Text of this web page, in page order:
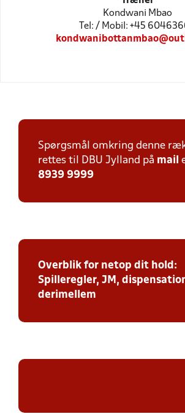
Kondwani Mbao
Tel: / Mobil: +45
Spørgsmål omkring denne
rettes til DBU Jylland på mail
8939 9999
Overblik for netop dit hold:
Spilleregler, JM,
derimellem